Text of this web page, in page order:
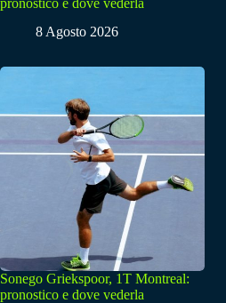
8 Agosto 2026
Sonego Griekspoor, 1T Montreal:
pronostico e dove vederla